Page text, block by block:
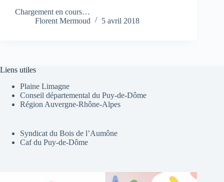
Chargement en cours…
Florent Mermoud
5 avril 2018
Liens utiles
Plaine Limagne
Conseil départemental du Puy-de-Dôme
Région Auvergne-Rhône-Alpes
Syndicat du Bois de l’Aumône
Caf du Puy-de-Dôme